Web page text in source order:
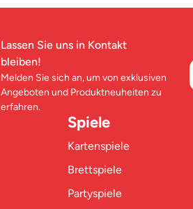
Lassen Sie uns in Kontakt
bleiben!
Melden Sie sich an, um von exklusiven
Angeboten und Produktneuheiten zu
erfahren.
Spiele
Kartenspiele
Brettspiele
Partyspiele